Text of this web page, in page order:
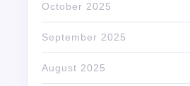
October 2025
September 2025
August 2025